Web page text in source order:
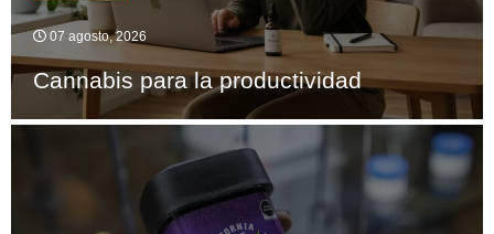
07 agosto, 2026
Cannabis para la productividad